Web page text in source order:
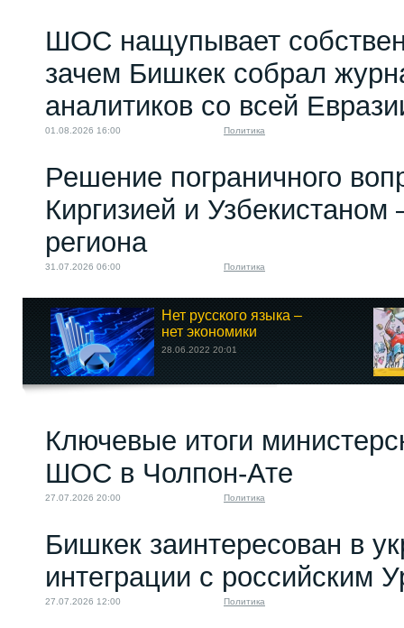
ШОС нащупывает
зачем Бишкек собрал
аналитиков со всей
01.08.2026 16:00 Политика
Решение пограничного
Киргизией и Узбекистаном
региона
31.07.2026 06:00 Политика
Нет русского языка –
нет экономики
28.06.2022 20:01
Ключевые итоги
ШОС в Чолпон-Ате
27.07.2026 20:00 Политика
Бишкек заинтересован в
интеграции с российским
27.07.2026 12:00 Политика